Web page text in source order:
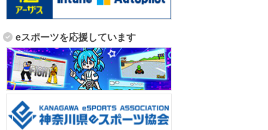
eスポーツを応援しています